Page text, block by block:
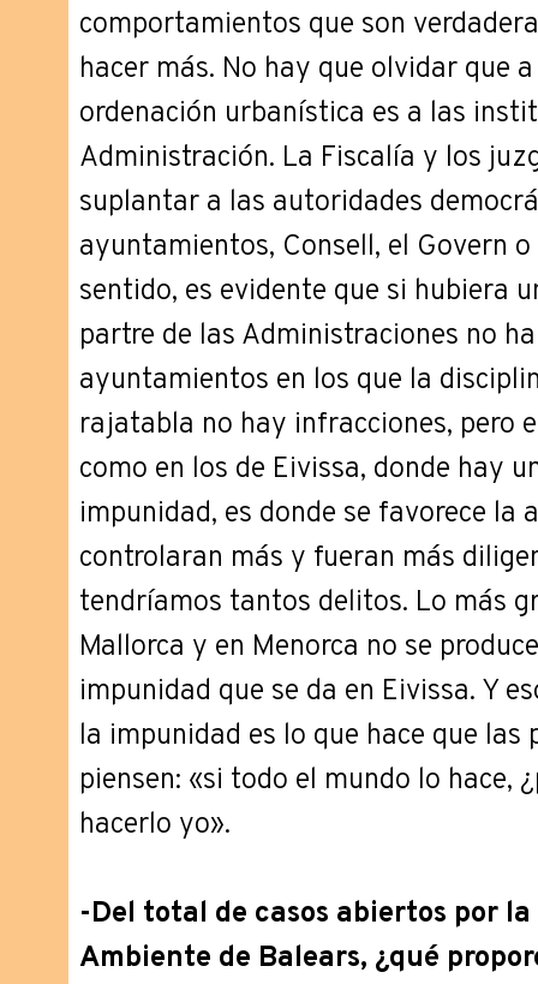
comportamientos que son
hacer más. No hay que olvidar que
ordenación urbanística es a las
Administración. La Fiscalía y los
suplantar a las autoridades
ayuntamientos, Consell, el Govern
sentido, es evidente que si hubiera
partre de las Administraciones no
ayuntamientos en los que la
rajatabla no hay infracciones, pero
como en los de Eivissa, donde hay
impunidad, es donde se favorece la
controlaran más y fueran más
tendríamos tantos delitos. Lo más
Mallorca y en Menorca no se
impunidad que se da en Eivissa. Y
la impunidad es lo que hace que las
piensen: «si todo el mundo lo hace,
hacerlo yo».
-Del total de casos abiertos por
Ambiente de Balears, ¿qué